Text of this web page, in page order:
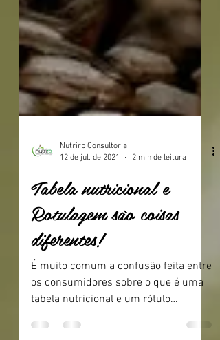
Nutrirp Consultoria
Tabela nutricional e
Rotulagem são coisas
diferentes!
É muito comum a confusão feita entre
os consumidores sobre o que é uma
completo. Muitos acreditam que se...